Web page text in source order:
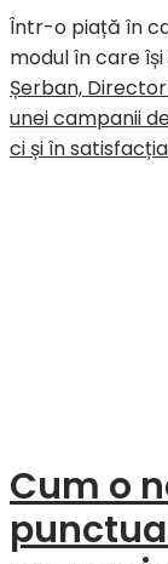
Într-o piață în
modul în care
Șerban, Director
unei campanii
ci și în
Cum o